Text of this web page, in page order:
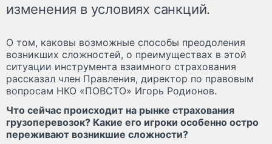
изменения в условиях санкций.
О том, каковы возможные способы преодоления
возникших сложностей, о преимуществах в этой
ситуации инструмента взаимного страхования
рассказал член Правления, директор по правовым
вопросам НКО «ПОВСТО» Игорь Родионов.
Что сейчас происходит на рынке страхования
грузоперевозок? Какие его игроки особенно остро
переживают возникшие сложности?